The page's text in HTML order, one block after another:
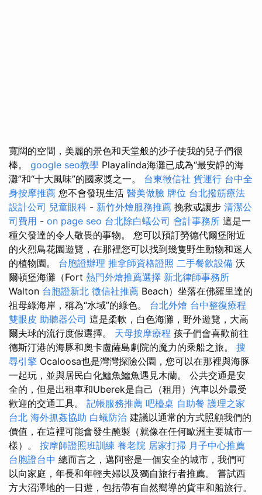
寬闊的空間，美麗的景色和天堂般的沙子使我的兒子們很
棒。 google seo教學 Playalinda海灘已成為“最安靜的海
灘”和“十大風味”的國家獎之一。 台東徵信社 貨運行 台中全
身按摩推薦 您不會發現生活 醫美做臉 牌位 台北撥筋療法
設計公司 兒童眼科 - 新竹外燴服務推薦 挽救或讓步 清潔公
司費用 - on page seo 台北除白蟻公司 會計事務所 這是一
種欠發達的令人敬畏的事物。 您可以預訂勞德代爾堡附近
的火烈鳥花園遊覽，在那裡您可以找到幾隻野生動物和迷人
的植物園。 台胞證辦理 推拿師資格證照 二手餐飲設備 沃
爾頓堡海灘（Fort 熱門外燴推薦選擇 新北律師事務所
Walton 台胞證新北 徵信社推薦 Beach）坐落在佛羅里達的
祖母綠海岸，稱為“水域”的綠色。 台北外燴 台中整復療程
雙眼皮 助聽器公司 這是柔軟，白色海灘，野外遊覽，大高
爾夫球的流行度假選擇。 天母按摩療程 孩子們會喜歡前往
德斯汀港的海豚和奧卡盧薩島劇院的魔力的乘船之旅。 搜
尋引擎 Ocaloosa也是灣灣探險公園，您可以在那裡與海豚
一起玩，並與居民白化鱷魚鱷魚遇見木蘭。 公共交通是安
全的，但是出租車和Uberek是自己（租用）汽車以外最受
歡迎的交通工具。 記帳服務推薦 吧檯桌 自助餐 護理之家
台北 海外抓姦協助 白蟻防治 建議以通常的方式照顧我們的
價值，在這裡可能會發生醃製（就像在任何歐洲主要城市一
樣）。 按摩師證照班訓練 養老院 居家打掃 月子中心推薦
台胞證台中 總而言之，邁阿密是一個安全的城市，我們可
以向家庭，年長和年輕夫婦以及獨自旅行者推薦。 嘗試西
方大沼澤地的一日遊，包括帶有自然嚮導的貨車和船旅行。